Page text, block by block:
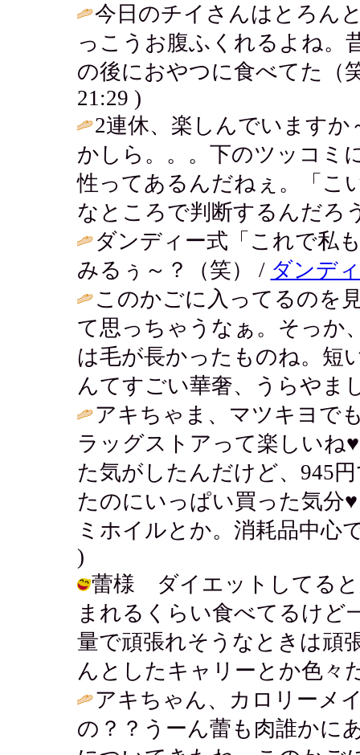
今日のチイさんはとろん
っこうお腹ふくれるよね。
の後におやつに食べてた（
21:29 )
2連休、楽しんでいます
かしら。。。下のツッコミ
性ってあるんだねぇ。「こ
なところで判断するんだろ
ダンディー式「これで私
みるぅ～？（笑） / ダンデ
このかごに入ってるのを
て思っちゃうなぁ。そっか
は毛が長かったものね。短
んてすごい華奢、うらやま
アキちゃま、マツキヨで
ラッグストアって楽しいね
た気がしたんだけど、945
たのにいっぱい買った気分
ミホイルとか。消耗品中心
)
蕾様 ダイエットしてると
まれるくらい食べてるけど
量で頑張れそうなときは頑
んとしたキャリーとか色々
アキちゃん、カロリーメ
の？？うーん蕾も肉誰かに